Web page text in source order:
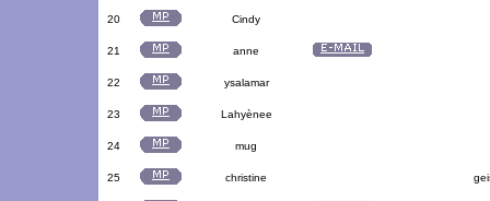
20 Cindy
21 anne
22 ysalamar
23 Lahyènee
24 mug
25 christine